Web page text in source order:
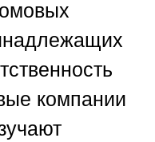
компании